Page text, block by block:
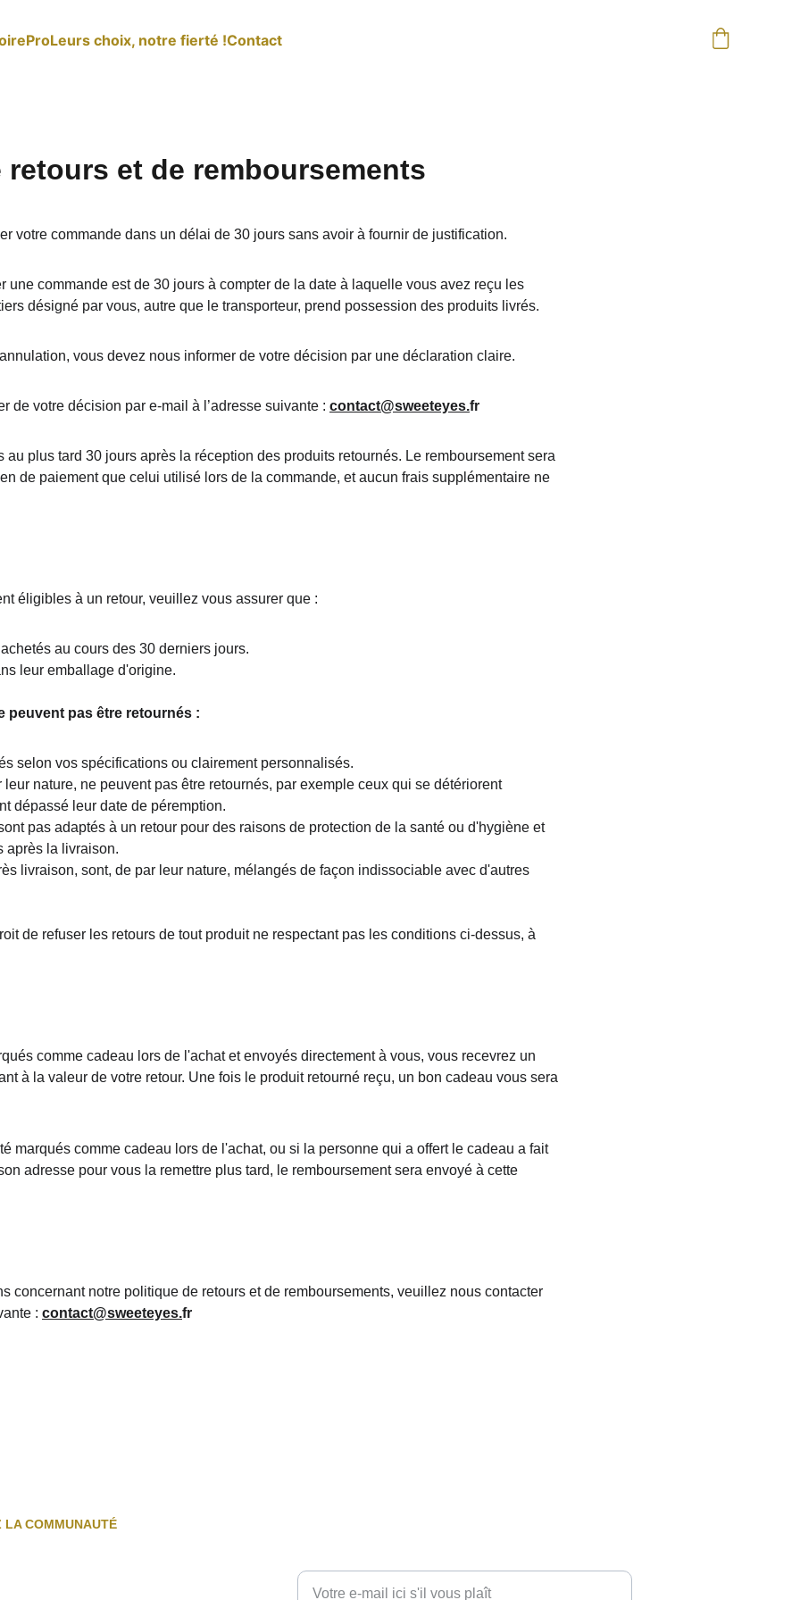
ProLeurs choix, notre fierté !​Contact
et de remboursements
votre commande dans un délai de 30 jours sans avoir à fournir de justification.
une commande est de 30 jours à compter de la date à laquelle vous avez reçu les
désigné par vous, autre que le transporteur, prend possession des produits livrés.
vous devez nous informer de votre décision par une déclaration claire.
de votre décision par e-mail à l’adresse suivante : contact@sweeteyes.fr
au plus tard 30 jours après la réception des produits retournés. Le remboursement sera
de paiement que celui utilisé lors de la commande, et aucun frais supplémentaire ne
éligibles à un retour, veuillez vous assurer que :
au cours des 30 derniers jours.
leur emballage d'origine.
peuvent pas être retournés :
selon vos spécifications ou clairement personnalisés.
nature, ne peuvent pas être retournés, par exemple ceux qui se détériorent
dépassé leur date de péremption.
pas adaptés à un retour pour des raisons de protection de la santé ou d'hygiène et
après la livraison.
livraison, sont, de par leur nature, mélangés de façon indissociable avec d'autres
de refuser les retours de tout produit ne respectant pas les conditions ci-dessus, à
comme cadeau lors de l'achat et envoyés directement à vous, vous recevrez un
à la valeur de votre retour. Une fois le produit retourné reçu, un bon cadeau vous sera
marqués comme cadeau lors de l'achat, ou si la personne qui a offert le cadeau a fait
adresse pour vous la remettre plus tard, le remboursement sera envoyé à cette
concernant notre politique de retours et de remboursements, veuillez nous contacter
: contact@sweeteyes.fr
LA COMMUNAUTÉ